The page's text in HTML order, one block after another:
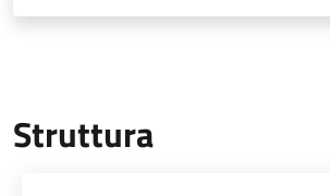
Struttura